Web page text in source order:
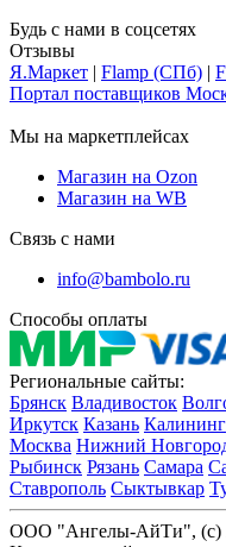
Будь с нами в соцсетях
Отзывы
Я.Маркет | Flamp (СПб) |
Портал поставщиков
Мы на маркетплейсах
Магазин на Ozon
Магазин на WB
Связь с нами
info@bambolo.ru
Способы оплаты
Региональные сайты:
Брянск Владивосток
Иркутск Казань
Москва Нижний
Рыбинск Рязань Самара
Ставрополь Сыктывкар
ООО "Ангелы-АйТи", (c)